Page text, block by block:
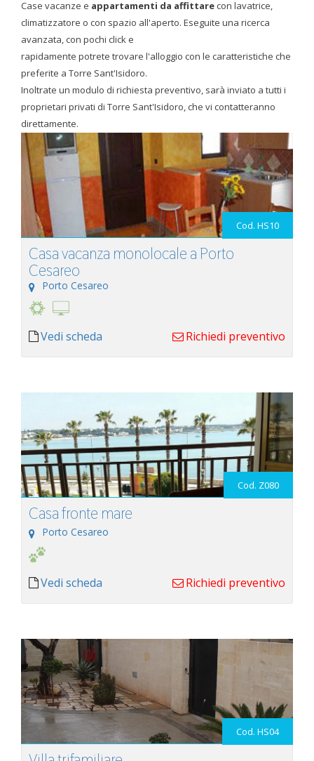
Case vacanze e appartamenti da affittare con lavatrice,
climatizzatore o con spazio all'aperto. Eseguite una ricerca
avanzata, con pochi click e
rapidamente potrete trovare l'alloggio con le caratteristiche che
preferite a Torre Sant'Isidoro.
Inoltrate un modulo di richiesta preventivo, sarà inviato a tutti i
proprietari privati di Torre Sant'Isidoro, che vi contatteranno
direttamente.
Cod. HS10
Casa vacanza monolocale a Porto
Cesareo
Porto Cesareo
Vedi scheda Richiedi preventivo
Cod. Z080
Casa fronte mare
Porto Cesareo
Vedi scheda Richiedi preventivo
Cod. HS04